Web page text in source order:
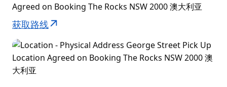
Agreed on Booking The Rocks NSW 2000 澳大利亚
获取路线